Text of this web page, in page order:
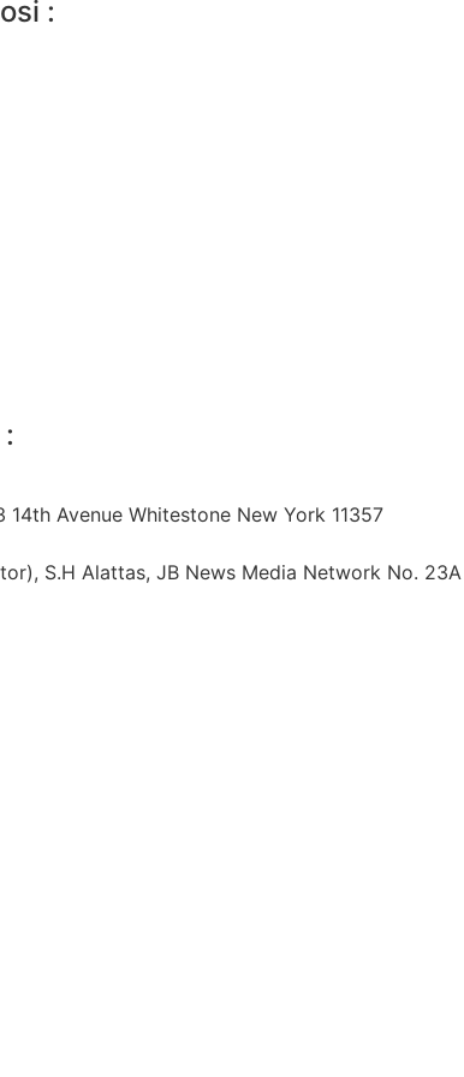
:
14th Avenue Whitestone New York 11357
S.H Alattas, JB News Media Network No.